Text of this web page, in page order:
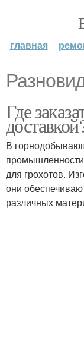
главная
Где
В
для грохотов.
они
различных